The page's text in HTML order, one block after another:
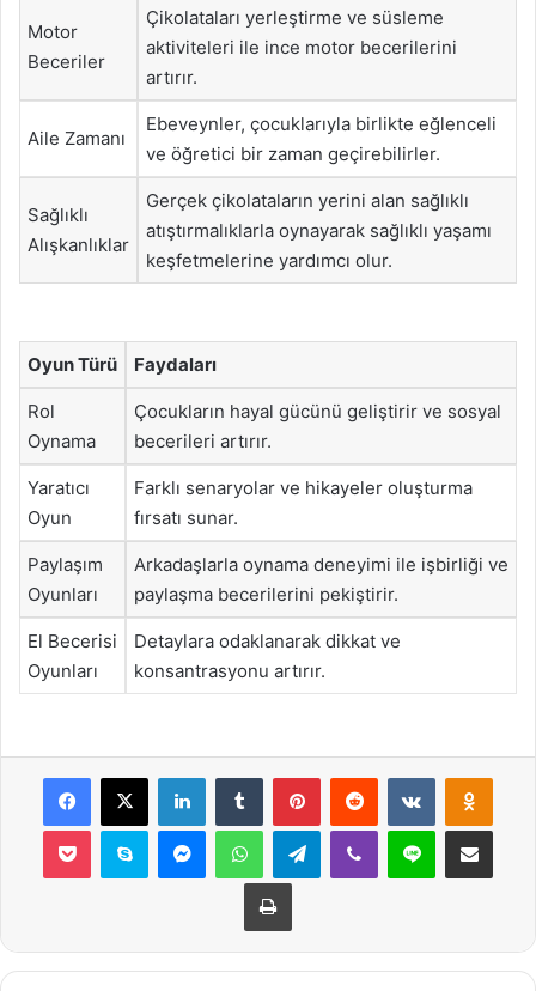
Motor
Beceriler
Çikolataları yerleştirme ve süsleme
aktiviteleri ile ince motor becerilerini
artırır.
Aile Zamanı
Ebeveynler, çocuklarıyla birlikte eğlenceli
ve öğretici bir zaman geçirebilirler.
Sağlıklı
Alışkanlıklar
Gerçek çikolataların yerini alan sağlıklı
atıştırmalıklarla oynayarak sağlıklı yaşamı
keşfetmelerine yardımcı olur.
Oyun Türü Faydaları
Rol
Oynama
Çocukların hayal gücünü geliştirir ve sosyal
becerileri artırır.
Yaratıcı
Oyun
Farklı senaryolar ve hikayeler oluşturma
fırsatı sunar.
Paylaşım
Oyunları
Arkadaşlarla oynama deneyimi ile işbirliği ve
paylaşma becerilerini pekiştirir.
El Becerisi
Oyunları
Detaylara odaklanarak dikkat ve
konsantrasyonu artırır.
Facebook
X LinkedInTumblr PinterestReddit VKontakte
Pocket Skype MessengerWhatsAppTelegramViber Line E-Posta ile
Yazdır